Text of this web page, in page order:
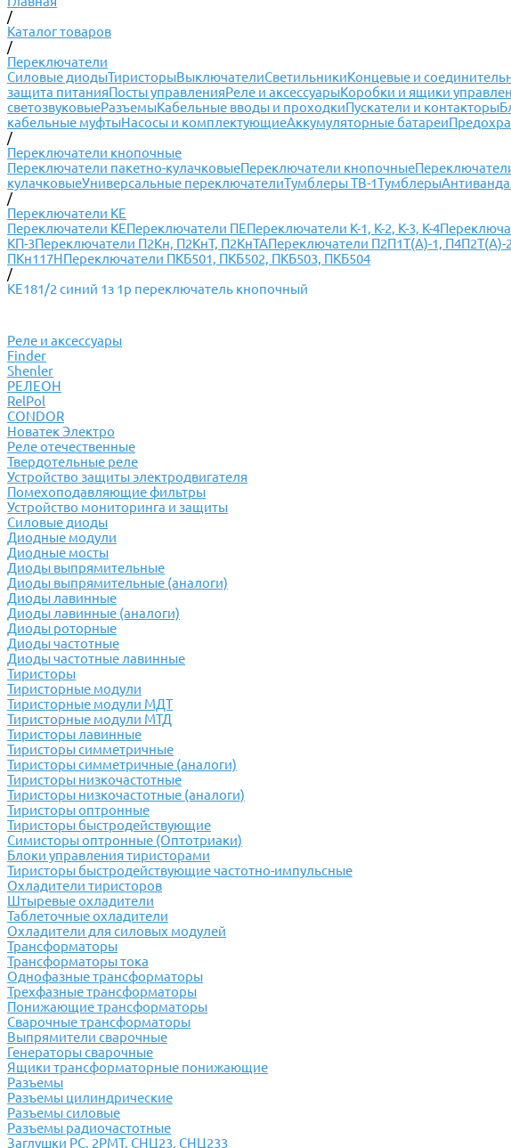
/
Каталог товаров
/
Переключатели
Силовые диодыТиристорыВыключателиСветильникиКонцевые и
защита питанияПосты управленияРеле и аксессуарыКоробки и ящики
светозвуковыеРазъемыКабельные вводы и проходкиПускатели и контакторы
кабельные муфтыНасосы и комплектующиеАккумуляторные батареи
/
Переключатели кнопочные
Переключатели пакетно-кулачковыеПереключатели кнопочные
кулачковыеУниверсальные переключателиТумблеры ТВ-1Тумблеры
/
Переключатели КЕ
Переключатели КЕПереключатели ПЕПереключатели К-1, К-2, К-3, К-4
КП-3Переключатели П2Кн, П2КнТ, П2КнТАПереключатели П2П1Т(А)-1, П4П2Т(А)-
ПКн117НПереключатели ПКБ501, ПКБ502, ПКБ503, ПКБ504
/
КЕ181/2 синий 1з 1р переключатель кнопочный
Реле и аксессуары
Finder
Shenler
РЕЛЕОН
RelPol
CONDOR
Новатек Электро
Реле отечественные
Твердотельные реле
Устройство защиты электродвигателя
Помехоподавляющие фильтры
Устройство мониторинга и защиты
Силовые диоды
Диодные модули
Диодные мосты
Диоды выпрямительные
Диоды выпрямительные (аналоги)
Диоды лавинные
Диоды лавинные (аналоги)
Диоды роторные
Диоды частотные
Диоды частотные лавинные
Тиристоры
Тиристорные модули
Тиристорные модули МДТ
Тиристорные модули МТД
Тиристоры лавинные
Тиристоры симметричные
Тиристоры симметричные (аналоги)
Тиристоры низкочастотные
Тиристоры низкочастотные (аналоги)
Тиристоры оптронные
Тиристоры быстродействующие
Симисторы оптронные (Оптотриаки)
Блоки управления тиристорами
Тиристоры быстродействующие частотно-импульсные
Охладители тиристоров
Штыревые охладители
Таблеточные охладители
Охладители для силовых модулей
Трансформаторы
Трансформаторы тока
Однофазные трансформаторы
Трехфазные трансформаторы
Понижающие трансформаторы
Сварочные трансформаторы
Выпрямители сварочные
Генераторы сварочные
Ящики трансформаторные понижающие
Разъемы
Разъемы цилиндрические
Разъемы силовые
Разъемы радиочастотные
Заглушки РС, 2РМТ, СНЦ23, СНЦ233